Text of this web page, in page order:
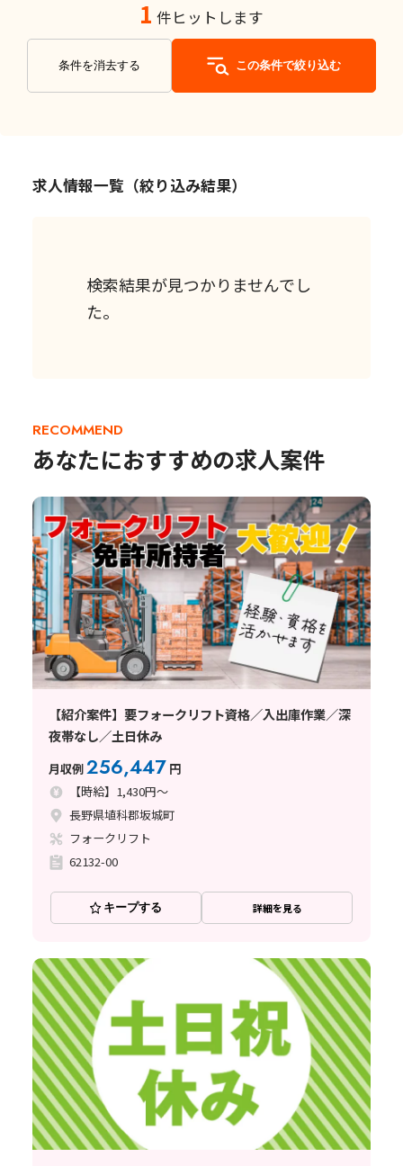
1 件ヒットします
条件を消去する この条件で絞り込む
求人情報一覧（絞り込み結果）
検索結果が見つかりませんでし
た。
RECOMMEND
あなたにおすすめの求人案件
【紹介案件】要フォークリフト資格／入出庫作業／深
夜帯なし／土日休み
月収例256,447 円
【時給】1,430円～
長野県埴科郡坂城町
フォークリフト
62132-00
キープする 詳細を見る